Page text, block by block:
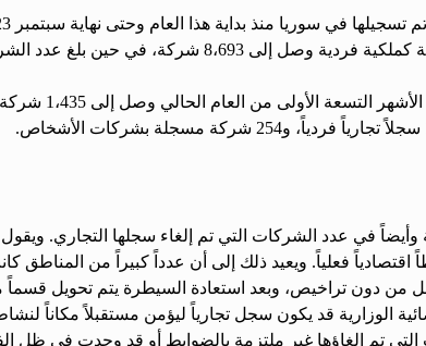
هذا العام وحتى نهاية سبتمبر 2023 بلغ 11،170 شركة وفقاً لإدارة الشركات في الوزارة.
إلى 1،435 شركة، من بينها 17 شركة مساهمة و1،418 شركة ذات مسؤولية محدودة.
في عدد الشركات التي تم إلغاء سجلها التجاري. ويقول
اقتصادياً فعلياً. ويعيد ذلك إلى أن عدداً كبيراً من
الوزارية قد يكون سجل تجارياً ليؤمن مستقبلاً مكاناً
التي تم إلغاؤها غير ملتزمة بالضوابط أو قد وجدت في